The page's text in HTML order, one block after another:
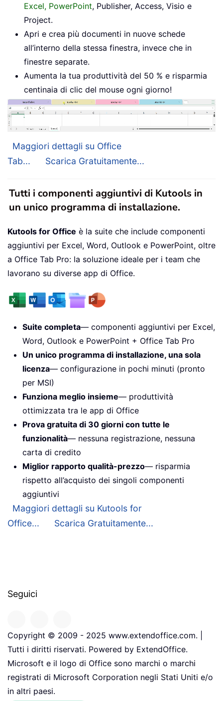
Excel, PowerPoint, Publisher, Access, Visio e
Project.
Apri e crea più documenti in nuove schede
all’interno della stessa finestra, invece che in
finestre separate.
Aumenta la tua produttività del 50 % e risparmia
centinaia di clic del mouse ogni giorno!
Maggiori dettagli su Office
Tab...
Scarica Gratuitamente...
Tutti i componenti aggiuntivi di Kutools in
un unico programma di installazione.
Kutools for Office è la suite che include componenti
aggiuntivi per Excel, Word, Outlook e PowerPoint, oltre
a Office Tab Pro: la soluzione ideale per i team che
lavorano su diverse app di Office.
Suite completa— componenti aggiuntivi per Excel,
Word, Outlook e PowerPoint + Office Tab Pro
Un unico programma di installazione, una sola
licenza— configurazione in pochi minuti (pronto
per MSI)
Funziona meglio insieme— produttività
ottimizzata tra le app di Office
Prova gratuita di 30 giorni con tutte le
funzionalità— nessuna registrazione, nessuna
carta di credito
Miglior rapporto qualità-prezzo— risparmia
rispetto all’acquisto dei singoli componenti
aggiuntivi
Maggiori dettagli su Kutools for
Office...
Scarica Gratuitamente...
Seguici
Copyright © 2009 - 2025 www.extendoffice.com. |
Tutti i diritti riservati. Powered by ExtendOffice.
Microsoft e il logo di Office sono marchi o marchi
registrati di Microsoft Corporation negli Stati Uniti e/o
in altri paesi.